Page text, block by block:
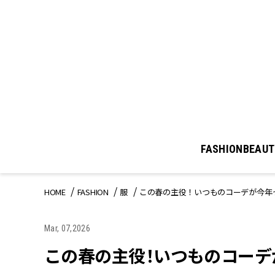
FASHION
HOME FASHION 服 この春の主役！いつものコーデが今
Mar, 07,2026
この春の主役！いつものコー